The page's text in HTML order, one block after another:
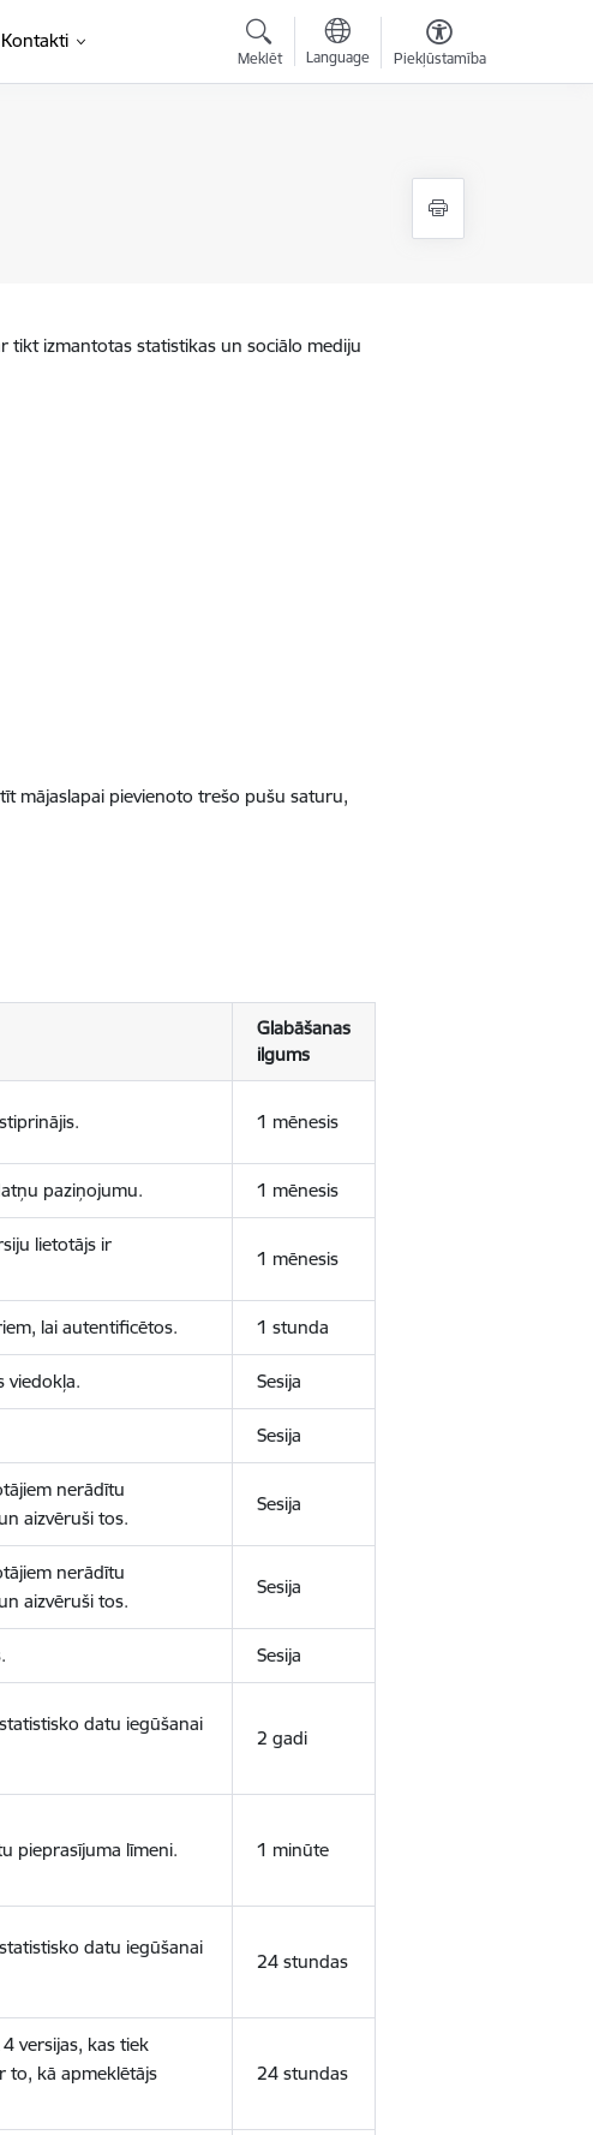
Kontakti
Meklēt Language Piekļūstamība
tikt izmantotas statistikas un sociālo mediju
mājaslapai pievienoto trešo pušu saturu,
Glabāšanas
ilgums
1 mēnesis
paziņojumu. 1 mēnesis
lietotājs ir
1 mēnesis
lai autentificētos. 1 stunda
viedokļa. Sesija
Sesija
nerādītu
aizvēruši tos.
Sesija
nerādītu
aizvēruši tos.
Sesija
Sesija
datu iegūšanai
2 gadi
pieprasījuma līmeni. 1 minūte
datu iegūšanai
24 stundas
versijas, kas tiek
to, kā apmeklētājs
24 stundas